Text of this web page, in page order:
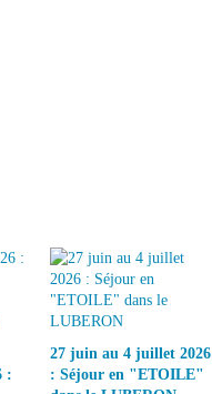
:
27 juin au 4 juillet 2026
: Séjour en "ETOILE"